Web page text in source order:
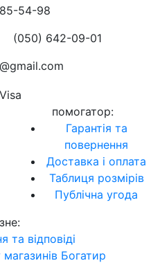
54-98
(050) 642-09-01
помогатор:
Гарантія та
повернення
Доставка і оплата
Таблиця розмірів
Публічна угода
:
та відповіді
Богатир